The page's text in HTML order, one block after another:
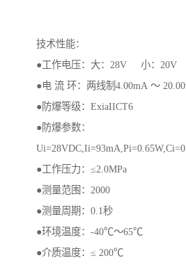
技术性能：
●工作电压：大：28V 小：20V
●电 流 环：两线制4.00mA ～
●防爆等级：ExiaIICT6
●防爆参数：
●工作压力：≤2.0MPa
●测量范围：2000
●测量周期：0.1秒
●环境温度：-40℃～65℃
●介质温度：≤ 200℃